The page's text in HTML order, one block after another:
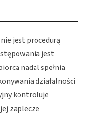
jest procedurą
jest
nadal spełnia
działalności
kontroluje
zaplecze